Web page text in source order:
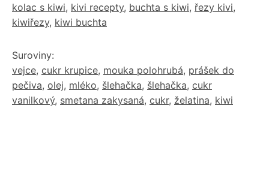
kolac s kiwi, kivi recepty, buchta s kiwi, řezy kivi,
kiwiřezy, kiwi buchta
Suroviny:
vejce, cukr krupice, mouka polohrubá, prášek do
pečiva, olej, mléko, šlehačka, šlehačka, cukr
vanilkový, smetana zakysaná, cukr, želatina, kiwi